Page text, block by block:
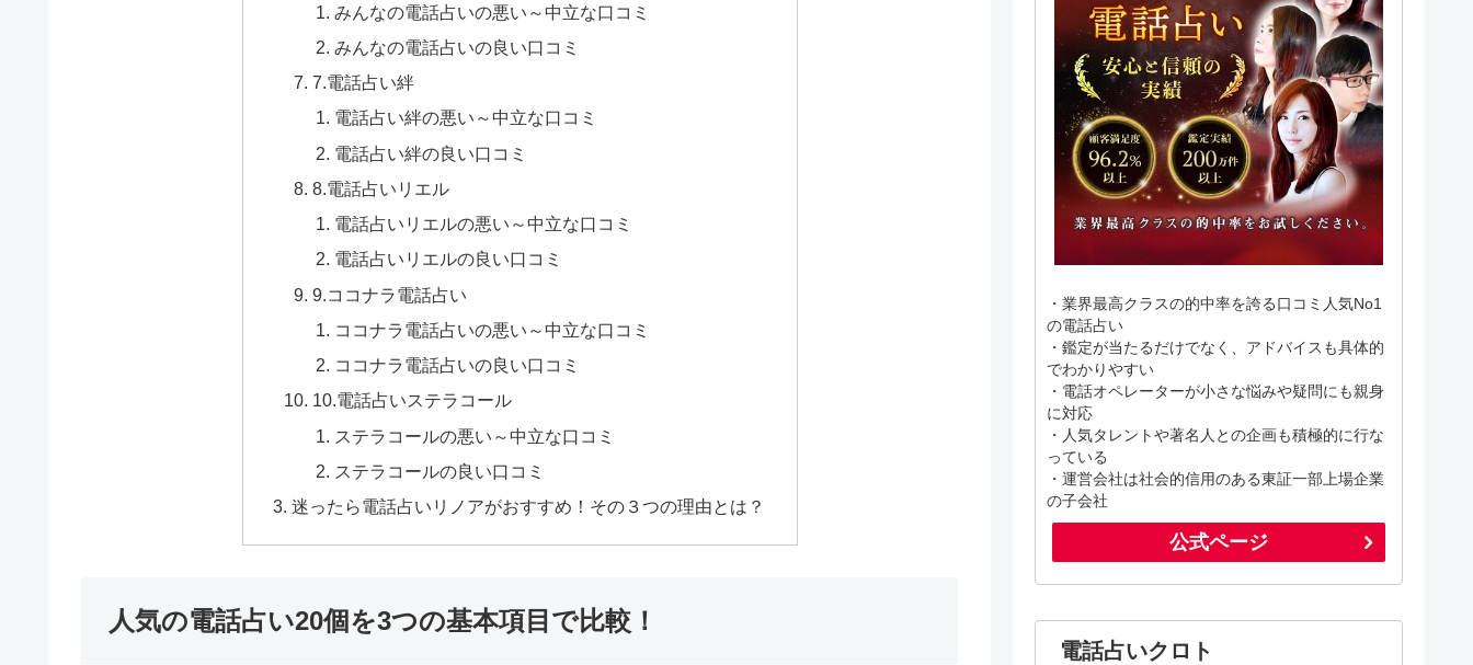
みんなの電話占いの悪い～中立な口コミ
みんなの電話占いの良い口コミ
7.電話占い絆
電話占い絆の悪い～中立な口コミ
電話占い絆の良い口コミ
8.電話占いリエル
電話占いリエルの悪い～中立な口コミ
電話占いリエルの良い口コミ
9.ココナラ電話占い
ココナラ電話占いの悪い～中立な口コミ
ココナラ電話占いの良い口コミ
10.電話占いステラコール
ステラコールの悪い～中立な口コミ
ステラコールの良い口コミ
迷ったら電話占いリノアがおすすめ！その３つの理由とは？
人気の電話占い20個を3つの基本項目で比較！
・業界最高クラスの的中率を誇る口コミ人気No1
の電話占い
・鑑定が当たるだけでなく、アドバイスも具体的
でわかりやすい
・電話オペレーターが小さな悩みや疑問にも親身
に対応
・人気タレントや著名人との企画も積極的に行な
っている
・運営会社は社会的信用のある東証一部上場企業
の子会社
公式ページ
電話占いクロト